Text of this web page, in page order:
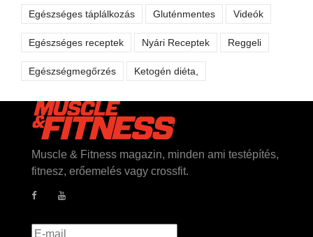
Egészséges táplálkozás Gluténmentes Videók
Egészséges receptek Nyári Receptek Reggeli
Egészségmegőrzés Ketogén diéta,
Muscle & Fitness magazin, minden ami testépítés,
fitnesz, erőemelés vagy crossfit.